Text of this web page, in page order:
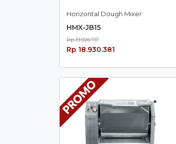
Horizontal Dough Mixer
HMX-JB15
Rp 19.926.717
Rp 18.930.381